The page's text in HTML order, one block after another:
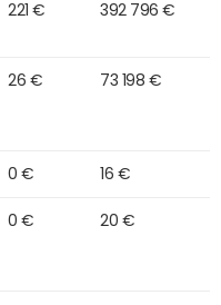
221 € 392 796 €
26 € 73 198 €
0 € 16 €
0 € 20 €